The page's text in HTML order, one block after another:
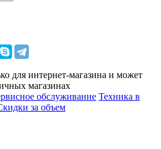
для интернет-магазина и может
магазинах
обслуживание Техника в
за объем